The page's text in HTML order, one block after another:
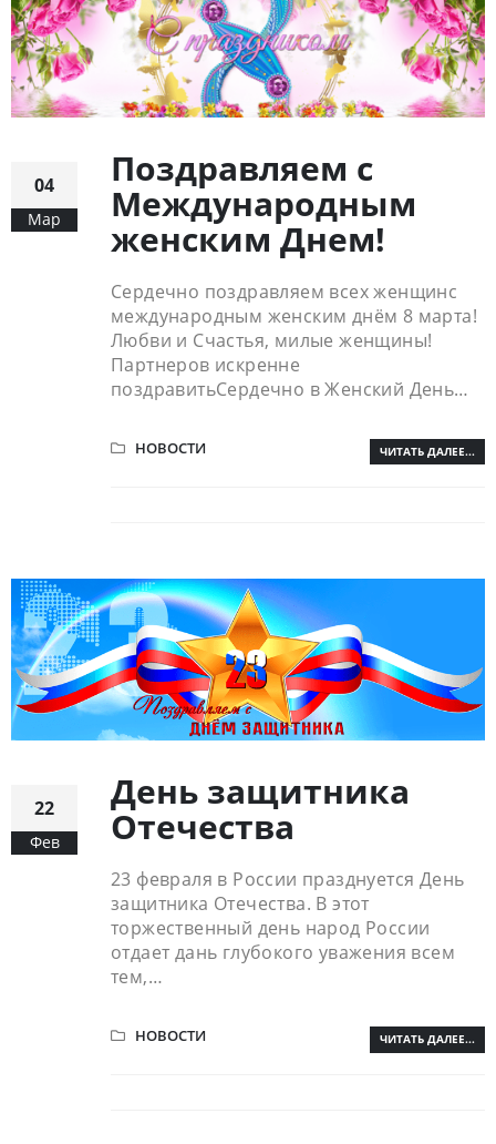
04
Мар
Поздравляем c
Международным
женским Днем!
Сердечно поздравляем всех женщинс
международным женским днём 8 марта!
Любви и Счастья, милые женщины!
Партнеров искренне
поздравитьСердечно в Женский День…
НОВОСТИ ЧИТАТЬ ДАЛЕЕ...
22
Фев
День защитника
Отечества
23 февраля в России празднуется День
защитника Отечества. В этот
торжественный день народ России
отдает дань глубокого уважения всем
тем,…
НОВОСТИ ЧИТАТЬ ДАЛЕЕ...